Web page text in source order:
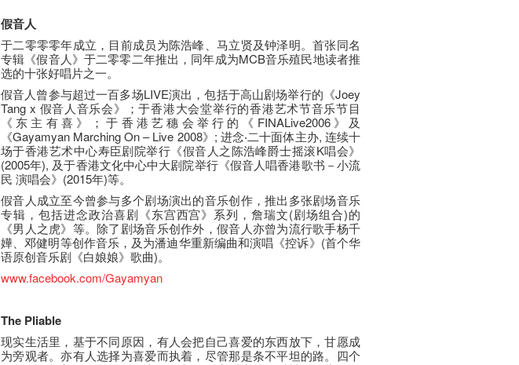
假音人
于二零零零年成立，目前成员为陈浩峰、马立贤及钟泽明。首张同名
专辑《假音人》于二零零二年推出，同年成为MCB音乐殖民地读者推
选的十张好唱片之一。
假音人曾参与超过一百多场LIVE演出，包括于高山剧场举行的《Joey
Tang x 假音人音乐会》；于香港大会堂举行的香港艺术节音乐节目
《东主有喜》；于香港艺穗会举行的《FINALive2006》及
《Gayamyan Marching On – Live 2008》; 进念‧二十面体主办, 连续十
场于香港艺术中心寿臣剧院举行《假音人之陈浩峰爵士摇滚K唱会》
(2005年), 及于香港文化中心中大剧院举行《假音人唱香港歌书－小流
民 演唱会》(2015年)等。
假音人成立至今曾参与多个剧场演出的音乐创作，推出多张剧场音乐
专辑，包括进念政治喜剧《东宫西宫》系列，詹瑞文(剧场组合)的
《男人之虎》等。除了剧场音乐创作外，假音人亦曾为流行歌手杨千
嬅、邓健明等创作音乐，及为潘迪华重新编曲和演唱《控诉》(首个华
语原创音乐剧《白娘娘》歌曲)。
www.facebook.com/Gayamyan
The Pliable
现实生活里，基于不同原因，有人会把自己喜爱的东西放下，甘愿成
为旁观者。亦有人选择为喜爱而执着，尽管那是条不平坦的路。四个